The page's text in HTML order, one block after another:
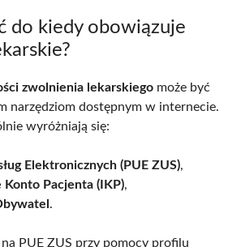
do kiedy obowiązuje
zwolnienia lekarskiego może być
narzędziom dostępnym w internecie.
wyróżniają się:
Elektronicznych (PUE ZUS),
Konto Pacjenta (IKP),
.
PUE ZUS przy pomocy profilu